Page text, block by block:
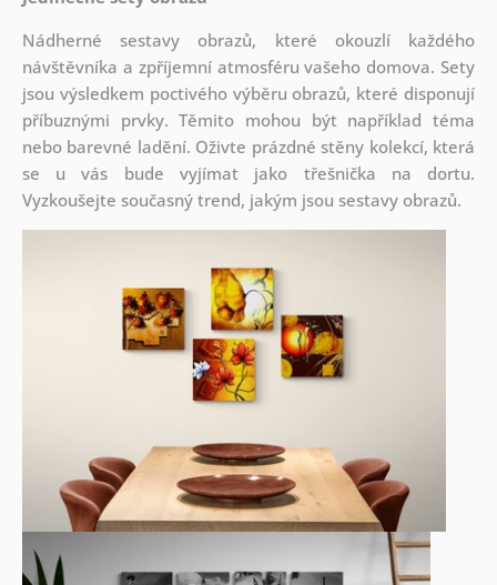
Nádherné sestavy obrazů, které okouzlí každého
návštěvníka a zpříjemní atmosféru vašeho domova. Sety
jsou výsledkem poctivého výběru obrazů, které disponují
příbuznými prvky. Těmito mohou být například téma
nebo barevné ladění. Oživte prázdné stěny kolekcí, která
se u vás bude vyjímat jako třešnička na dortu.
Vyzkoušejte současný trend, jakým jsou sestavy obrazů.